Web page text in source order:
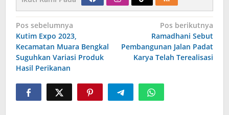
Navigasi
pos
Pos sebelumnya
Kutim Expo 2023,
Kecamatan Muara Bengkal
Suguhkan Variasi Produk
Hasil Perikanan
Pos berikutnya
Ramadhani Sebut
Pembangunan Jalan Padat
Karya Telah Terealisasi